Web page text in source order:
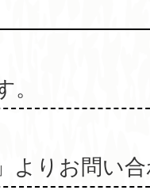
よりお問い